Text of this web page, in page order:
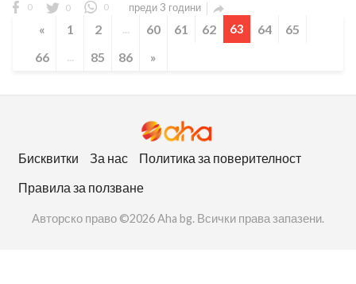
0 0 0 преди 3 години 
« 1 2 ... 60 61 62 63 64
65
66
... 85 86 »
Бисквитки За нас
Политика за поверителност
Правила за ползване
Авторско право ©2026 Aha bg. Всички права запазени.